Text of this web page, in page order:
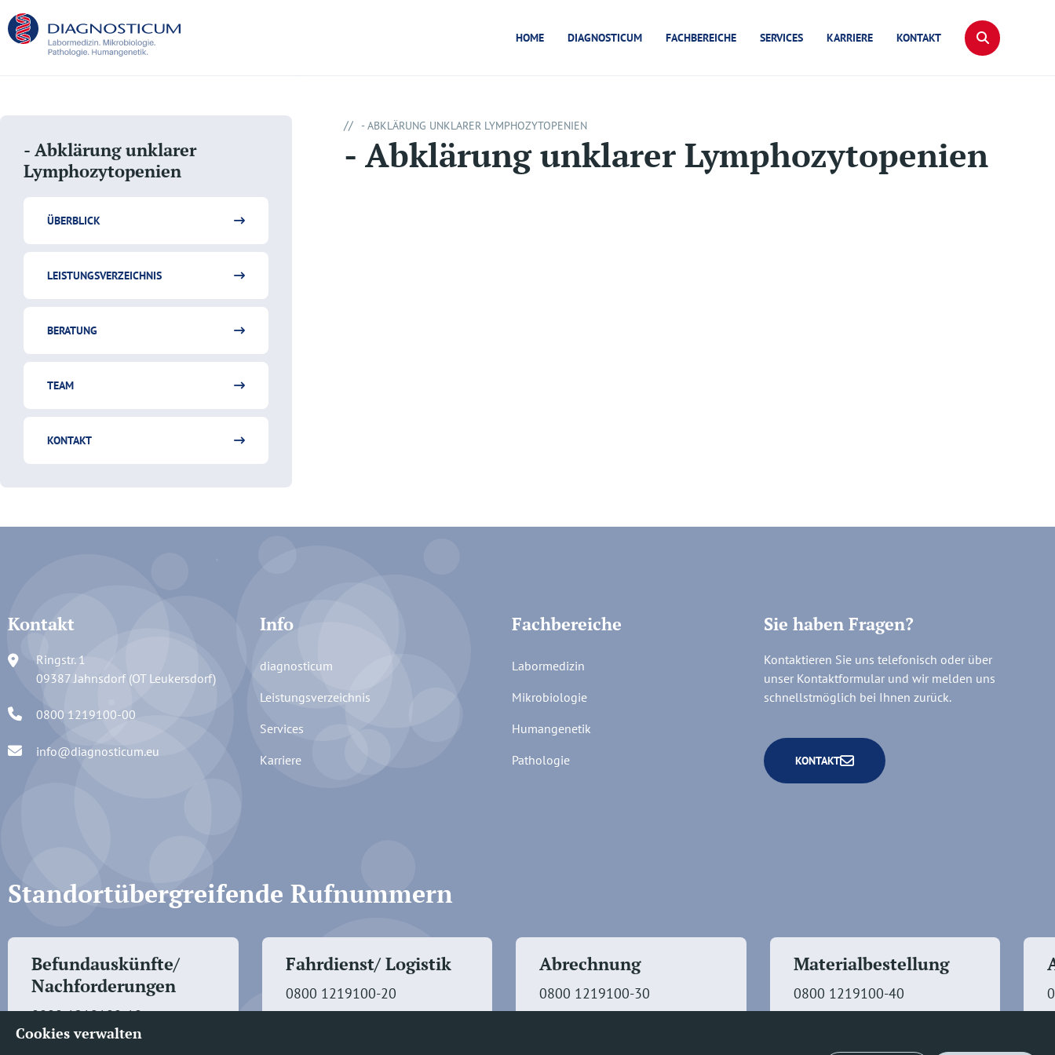
Cookies verwalten
HOME DIAGNOSTICUM FACHBEREICHE SERVICES KARRIERE KONTAKT
- Abklärung unklarer
Lymphozytopenien
ÜBERBLICK
LEISTUNGSVERZEICHNIS
BERATUNG
TEAM
KONTAKT
// - ABKLÄRUNG UNKLARER LYMPHOZYTOPENIEN
- Abklärung unklarer Lymphozytopenien
Kontakt
Ringstr. 1
09387 Jahnsdorf (OT Leukersdorf)
0800 1219100-00
info@diagnosticum.eu
Info
diagnosticum
Leistungsverzeichnis
Services
Karriere
Fachbereiche
Labormedizin
Mikrobiologie
Humangenetik
Pathologie
Sie haben Fragen?
Kontaktieren Sie uns telefonisch oder über
unser Kontaktformular und wir melden uns
schnellstmöglich bei Ihnen zurück.
KONTAKT
Standortübergreifende Rufnummern
Befundauskünfte/
Nachforderungen
0800 1219100-10
Fahrdienst/ Logistik
0800 1219100-20
Abrechnung
0800 1219100-30
Materialbestellung
0800 1219100-40